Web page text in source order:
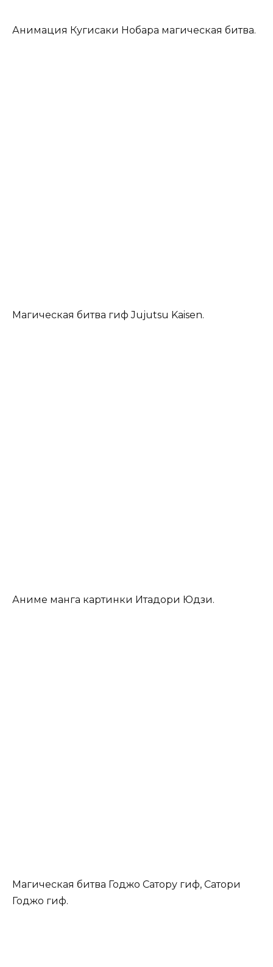
Анимация Кугисаки Нобара магическая битва.
Магическая битва гиф Jujutsu Kaisen.
Аниме манга картинки Итадори Юдзи.
Магическая битва Годжо Сатору гиф, Сатори
Годжо гиф.